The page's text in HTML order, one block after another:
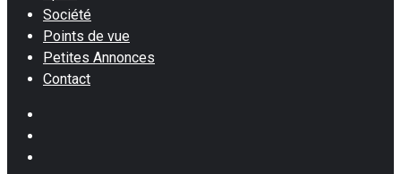
Société
Points de vue
Petites Annonces
Contact